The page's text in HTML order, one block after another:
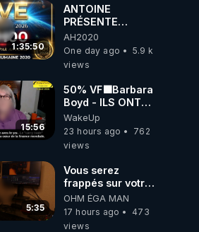
1:35:50
ANTOINE
PRÉSENTE
AH2020 LE LIVE
20H ***DU
06/08/2026***
AH2020
One day ago
5.9 k
views
15:56
50% VF🟩Barbara
Boyd - ILS ONT
MENTI SUR TOUT
-Jocelyne
Traduction
WakeUp
23 hours ago
762
views
5:35
Vous serez
frappés sur votre
sol européens par
la faute des
dirigeants qui
OHM ÉGA MAN
17 hours ago
473
views